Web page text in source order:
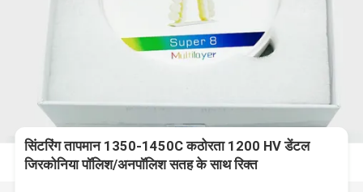
सिंटरिंग तापमान 1350-1450C कठोरता 1200 HV डेंटल
जिरकोनिया पॉलिश/अनपॉलिश सतह के साथ रिक्त